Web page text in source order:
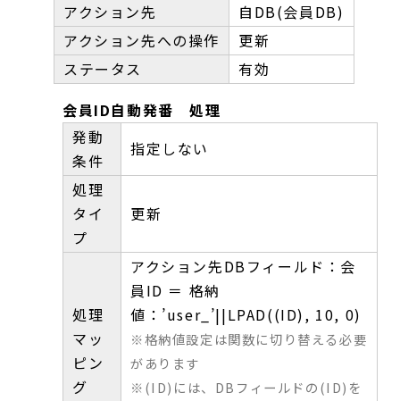
アクション先
自DB(会員DB)
アクション先への操作
更新
ステータス
有効
会員ID自動発番 処理
発動
条件
指定しない
処理
タイ
プ
更新
処理
マッ
ピン
グ
アクション先DBフィールド：会
員ID ＝ 格納
値：’user_’||LPAD((ID), 10, 0)
※格納値設定は関数に切り替える必要
があります
※(ID)には、DBフィールドの(ID)を